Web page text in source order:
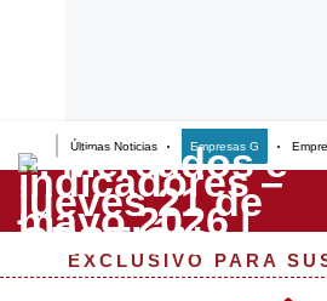
Últimas Noticias Empresas G
Lo último
Peru Quiosco
EXCLUSIVO PARA